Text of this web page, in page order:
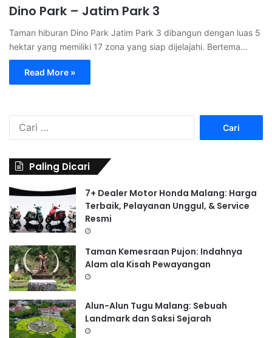
Dino Park – Jatim Park 3
Taman hiburan Dino Park Jatim Park 3 dibangun dengan luas 5
hektar yang memiliki 17 zona yang siap dijelajahi. Bertema…
Read More »
t
u
Paling Dicari
7+ Dealer Motor Honda Malang: Harga
Terbaik, Pelayanan Unggul, & Service
Resmi
Taman Kemesraan Pujon: Indahnya
Alam ala Kisah Pewayangan
Alun-Alun Tugu Malang: Sebuah
Landmark dan Saksi Sejarah